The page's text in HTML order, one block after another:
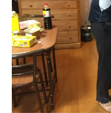
Facebook
お問い合わせ
ENGLISH